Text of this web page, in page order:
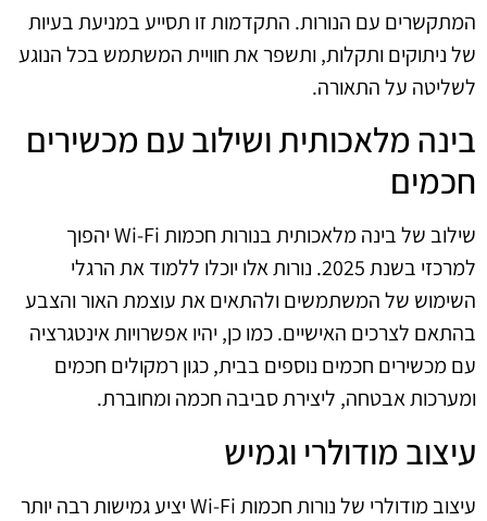
המתקשרים עם הנורות. התקדמות זו תסייע במניעת בעיות
של ניתוקים ותקלות, ותשפר את חוויית המשתמש בכל הנוגע
לשליטה על התאורה.
בינה מלאכותית ושילוב עם מכשירים
חכמים
שילוב של בינה מלאכותית בנורות חכמות Wi-Fi יהפוך
למרכזי בשנת 2025. נורות אלו יוכלו ללמוד את הרגלי
השימוש של המשתמשים ולהתאים את עוצמת האור והצבע
בהתאם לצרכים האישיים. כמו כן, יהיו אפשרויות אינטגרציה
עם מכשירים חכמים נוספים בבית, כגון רמקולים חכמים
ומערכות אבטחה, ליצירת סביבה חכמה ומחוברת.
עיצוב מודולרי וגמיש
עיצוב מודולרי של נורות חכמות Wi-Fi יציע גמישות רבה יותר